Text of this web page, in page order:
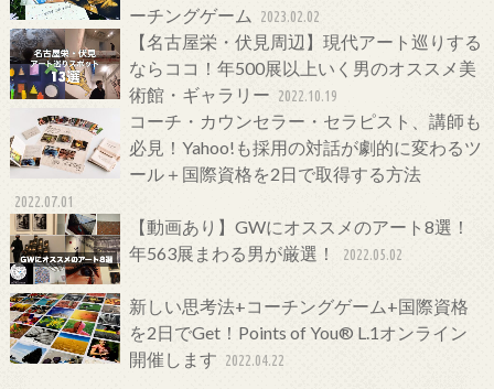
ーチングゲーム
2023.02.02
【名古屋栄・伏見周辺】現代アート巡りする
ならココ！年500展以上いく男のオススメ美
術館・ギャラリー 2022.10.19
コーチ・カウンセラー・セラピスト、講師も
必見！Yahoo!も採用の対話が劇的に変わるツ
ール＋国際資格を2日で取得する方法
2022.07.01
【動画あり】GWにオススメのアート8選！
年563展まわる男が厳選！
2022.05.02
新しい思考法+コーチングゲーム+国際資格
を2日でGet！Points of You® L.1オンライン
開催します 2022.04.22